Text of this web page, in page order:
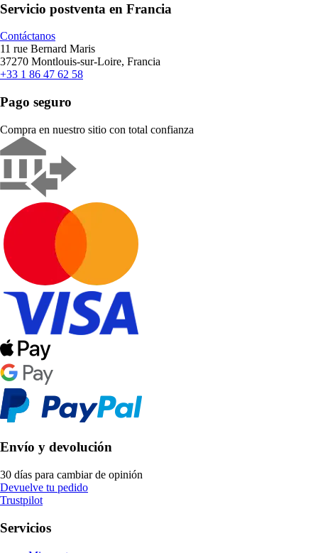
Servicio postventa en Francia
Contáctanos
11 rue Bernard Maris
37270 Montlouis-sur-Loire, Francia
+33 1 86 47 62 58
Pago seguro
Compra en nuestro sitio con total confianza
Envío y devolución
30 días para cambiar de opinión
Devuelve tu pedido
Trustpilot
Servicios